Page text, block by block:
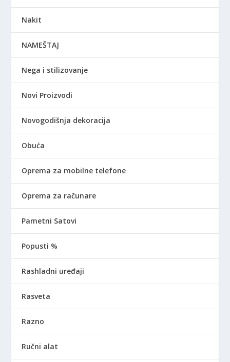
Nakit
NAMEŠTAJ
Nega i stilizovanje
Novi Proizvodi
Novogodišnja dekoracija
Obuća
Oprema za mobilne telefone
Oprema za računare
Pametni Satovi
Popusti %
Rashladni uređaji
Rasveta
Razno
Ručni alat